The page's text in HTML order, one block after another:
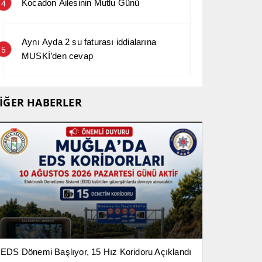
4 Kocadon Ailesinin Mutlu Günü
5
Aynı Ayda 2 su faturası iddialarına
MUSKİ’den cevap
HABERLER
EDS Dönemi Başlıyor, 15 Hız Koridoru Açıklandı